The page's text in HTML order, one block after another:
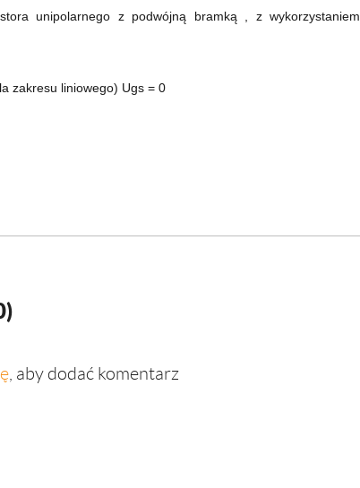
unipolarnego z podwójną bramką , z wykorzystaniem
zakresu liniowego) Ugs = 0
)
, aby dodać komentarz